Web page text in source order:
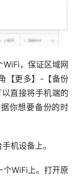
，保证区域网
【更多】-【备份
直接将手机端的
你想要备份的时
机设备上。
WiFi上。打开原